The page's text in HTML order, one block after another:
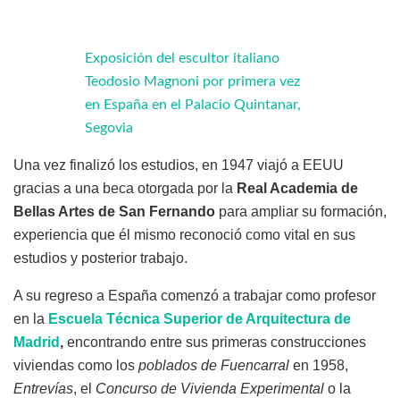
Exposición del escultor italiano
Teodosio Magnoni por primera vez
en España en el Palacio Quintanar,
Segovia
Una vez finalizó los estudios, en 1947 viajó a EEUU
gracias a una beca otorgada por la Real Academia de
Bellas Artes de San Fernando para ampliar su formación,
experiencia que él mismo reconoció como vital en sus
estudios y posterior trabajo.
A su regreso a España comenzó a trabajar como profesor
en la Escuela Técnica Superior de Arquitectura de
Madrid , encontrando entre sus primeras construcciones
viviendas como los poblados de Fuencarral en 1958,
Entrevías, el Concurso de Vivienda Experimental o la